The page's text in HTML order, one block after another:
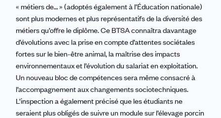
« métiers de… » (adoptés également à l’Éducation nationale)
sont plus modernes et plus représentatifs de la diversité des
métiers qu’offre le diplôme. Ce BTSA connaîtra davantage
d’évolutions avec la prise en compte d’attentes sociétales
fortes sur le bien-être animal, la maîtrise des impacts
environnementaux et l’évolution du salariat en exploitation.
Un nouveau bloc de compétences sera même consacré à
l’accompagnement aux changements sociotechniques.
L’inspection a également précisé que les étudiants ne
seraient plus obligés de suivre un module sur l’élevage porcin